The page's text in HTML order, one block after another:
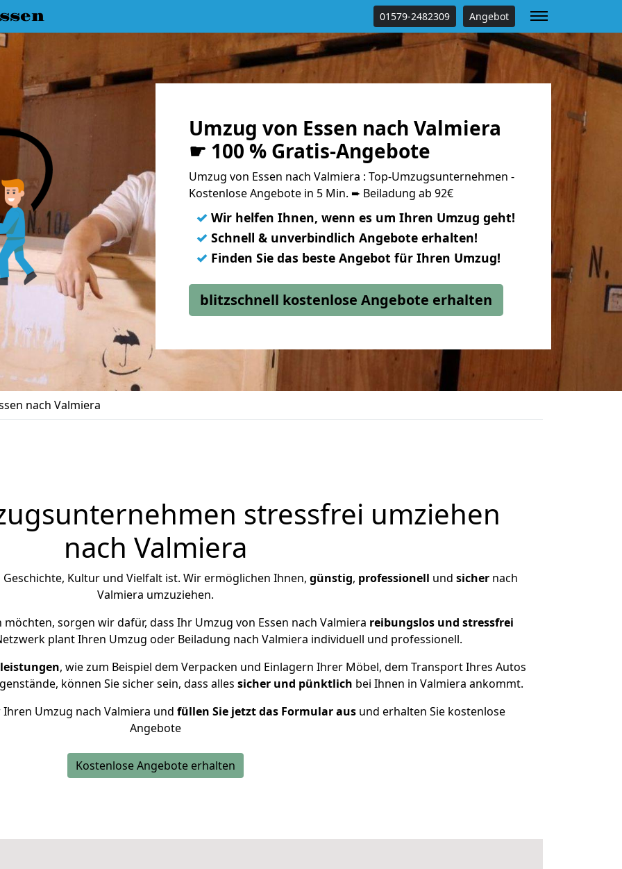
01579-2482309 Angebot
Umzug von Essen nach Valmiera
☛ 100 % Gratis-Angebote
Umzug von Essen nach Valmiera : Top-Umzugsunternehmen -
Kostenlose Angebote in 5 Min. ➨ Beiladung ab 92€
✓ Wir helfen Ihnen, wenn es um Ihren Umzug geht!
✓ Schnell & unverbindlich Angebote erhalten!
✓ Finden Sie das beste Angebot für Ihren Umzug!
blitzschnell kostenlose Angebote erhalten
nach Valmiera
stressfrei umziehen
nach Valmiera
Kultur und Vielfalt ist. Wir ermöglichen Ihnen, günstig, professionell und sichernach
Valmiera umzuziehen.
sorgen wir dafür, dass Ihr Umzug von Essen nach Valmiera reibungslos und stressfrei
plant Ihren Umzug oder Beiladung nach Valmiera individuell und professionell.
, wie zum Beispiel dem Verpacken und Einlagern Ihrer Möbel, dem Transport Ihres Autos
können Sie sicher sein, dass alles sicher und pünktlich bei Ihnen in Valmiera ankommt.
Umzug nach Valmiera und füllen Sie jetzt das Formular ausund erhalten Sie kostenlose
Angebote
Kostenlose Angebote erhalten